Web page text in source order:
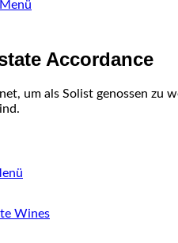
Accordance
um als Solist genossen
Wines